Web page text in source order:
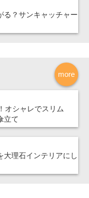
る？サンキャッチャー
more
オシャレでスリム
立て
大理石インテリアにし